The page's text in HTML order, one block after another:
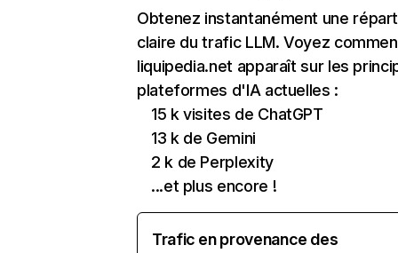
Obtenez instantanément une
claire du trafic LLM. Voyez
liquipedia.net apparaît sur les
plateformes d'IA actuelles :
15 k visites de ChatGPT
13 k de Gemini
2 k de Perplexity
...et plus encore !
Trafic en provenance des